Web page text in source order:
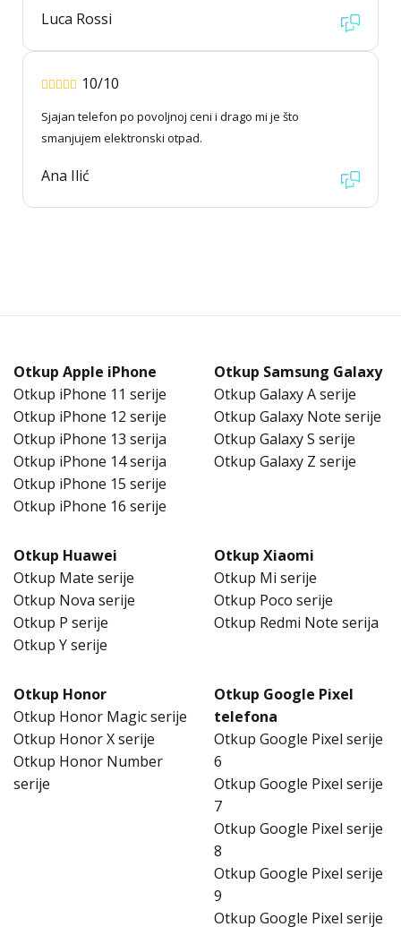
Luca Rossi
10/10
Sjajan telefon po povoljnoj ceni i drago mi je što
smanjujem elektronski otpad.
Ana Ilić
Otkup Apple iPhone
Otkup iPhone 11 serije
Otkup iPhone 12 serije
Otkup iPhone 13 serija
Otkup iPhone 14 serija
Otkup iPhone 15 serije
Otkup iPhone 16 serije
Otkup Samsung Galaxy
Otkup Galaxy A serije
Otkup Galaxy Note serije
Otkup Galaxy S serije
Otkup Galaxy Z serije
Otkup Huawei
Otkup Mate serije
Otkup Nova serije
Otkup P serije
Otkup Y serije
Otkup Xiaomi
Otkup Mi serije
Otkup Poco serije
Otkup Redmi Note serija
Otkup Honor
Otkup Honor Magic serije
Otkup Honor X serije
Otkup Honor Number
serije
Otkup Google Pixel
telefona
Otkup Google Pixel serije
6
Otkup Google Pixel serije
7
Otkup Google Pixel serije
8
Otkup Google Pixel serije
9
Otkup Google Pixel serije